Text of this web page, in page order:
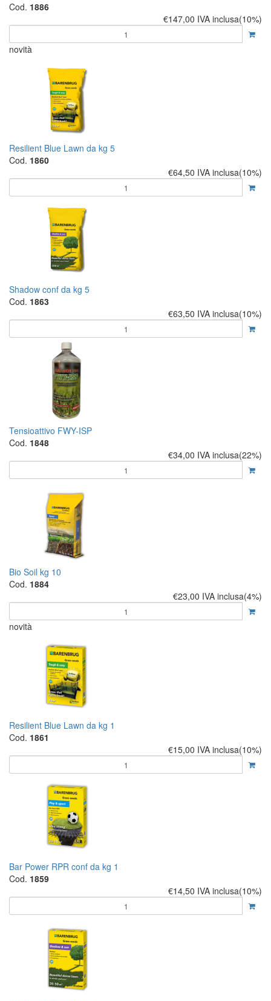
Cod. 1886
€147,00 IVA inclusa(10%)
novità
Resilient Blue Lawn da kg 5
Cod. 1860
€64,50 IVA inclusa(10%)
Shadow conf da kg 5
Cod. 1863
€63,50 IVA inclusa(10%)
Tensioattivo FWY-ISP
Cod. 1848
€34,00 IVA inclusa(22%)
Bio Soil kg 10
Cod. 1884
€23,00 IVA inclusa(4%)
novità
Resilient Blue Lawn da kg 1
Cod. 1861
€15,00 IVA inclusa(10%)
Bar Power RPR conf da kg 1
Cod. 1859
€14,50 IVA inclusa(10%)